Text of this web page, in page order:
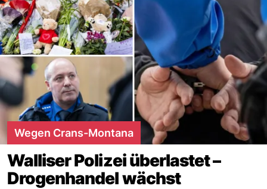
Wegen Crans-Montana
Walliser Polizei überlastet –
Drogenhandel wächst